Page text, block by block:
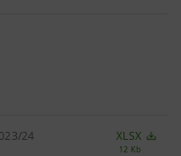
24 XLSX
12 Kb